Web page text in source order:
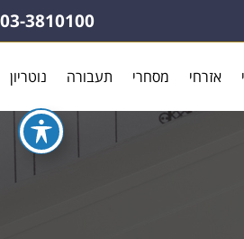
03-3810100
אזרחי מסחרי תעבורה נוטריון